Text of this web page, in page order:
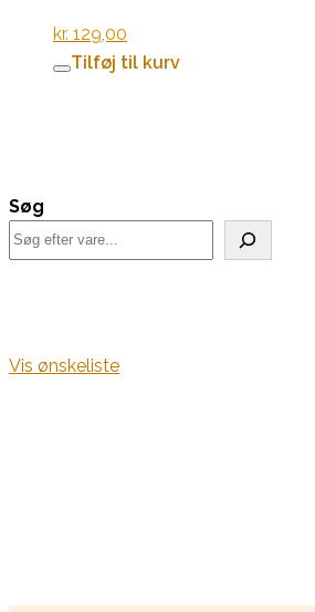
kr. 129,00
Tilføj til kurv
Søg
Vis ønskeliste